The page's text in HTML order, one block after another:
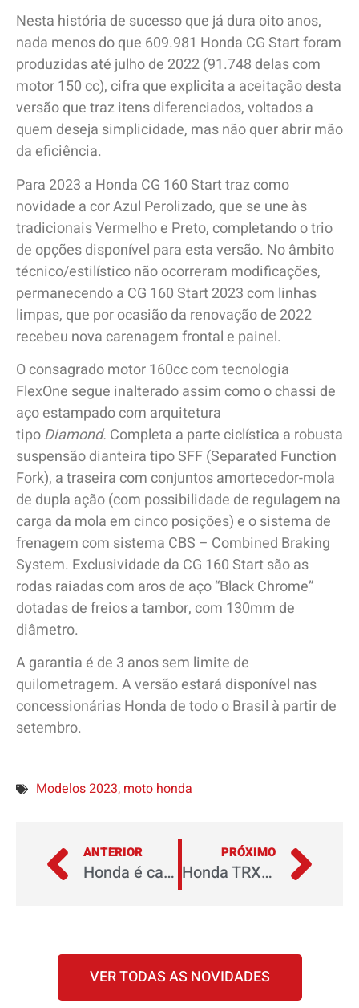
Nesta história de sucesso que já dura oito anos,
nada menos do que 609.981 Honda CG Start foram
produzidas até julho de 2022 (91.748 delas com
motor 150 cc), cifra que explicita a aceitação desta
versão que traz itens diferenciados, voltados a
quem deseja simplicidade, mas não quer abrir mão
da eficiência.
Para 2023 a Honda CG 160 Start traz como
novidade a cor Azul Perolizado, que se une às
tradicionais Vermelho e Preto, completando o trio
de opções disponível para esta versão. No âmbito
técnico/estilístico não ocorreram modificações,
permanecendo a CG 160 Start 2023 com linhas
limpas, que por ocasião da renovação de 2022
recebeu nova carenagem frontal e painel.
O consagrado motor 160cc com tecnologia
FlexOne segue inalterado assim como o chassi de
aço estampado com arquitetura
tipoDiamond. Completa a parte ciclística a robusta
suspensão dianteira tipo SFF (Separated Function
Fork), a traseira com conjuntos amortecedor-mola
de dupla ação (com possibilidade de regulagem na
carga da mola em cinco posições) e o sistema de
frenagem com sistema CBS – Combined Braking
System. Exclusividade da CG 160 Start são as
rodas raiadas com aros de aço “Black Chrome”
dotadas de freios a tambor, com 130mm de
diâmetro.
A garantia é de 3 anos sem limite de
quilometragem. A versão estará disponível nas
concessionárias Honda de todo o Brasil à partir de
setembro.
Modelos 2023, moto honda
ANTERIOR
Honda é campeã da categoria Pró do Arena Cross 2022
PRÓXIMO
Honda TRX 420 FourTrax 2023: ainda mais prático e robusto
VER TODAS AS NOVIDADES